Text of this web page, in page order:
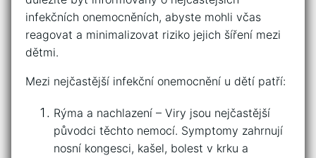
infekčních onemocněních, abyste ⁣mohli včas
reagovat a minimalizovat riziko jejich šíření⁢ mezi
dětmi.
Mezi nejčastější infekční ⁣onemocnění ⁢u dětí patří:
Rýma a nachlazení – Viry jsou nejčastější
původci těchto nemocí. Symptomy zahrnují
nosní kongesci, kašel, bolest⁢ v krku⁢ a